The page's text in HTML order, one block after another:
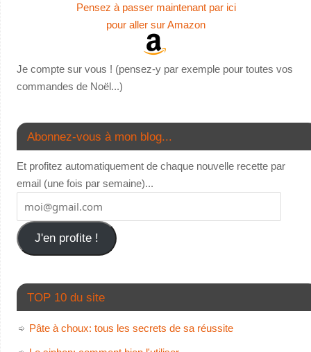
Pensez à passer maintenant par ici
pour aller sur Amazon
Je compte sur vous ! (pensez-y par exemple pour toutes vos
commandes de Noël...)
Abonnez-vous à mon blog...
Et profitez automatiquement de chaque nouvelle recette par
email (une fois par semaine)...
J'en profite !
TOP 10 du site
Pâte à choux: tous les secrets de sa réussite